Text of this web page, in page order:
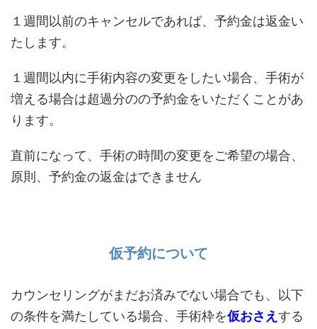
１週間以前のキャンセルであれば、予約金は返金い
たします。
１週間以内に手術内容の変更をしたい場合、手術が
増える場合は超過分のの予約金をいただくことがあ
ります。
直前になって、手術の時間の変更をご希望の場合、
原則、予約金の返金はできません
仮予約について
カウンセリングがまだお済みでない場合でも、以下
の条件を満たしている場合、手術枠を仮おさえ する